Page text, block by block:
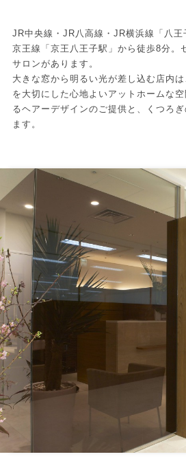
JR中央線・JR八高線・JR横浜線「八王
京王線「京王八王子駅」から徒歩8分。
サロンがあります。
大きな窓から明るい光が差し込む店内
を大切にした心地よいアットホームな
るヘアーデザインのご提供と、くつろ
ます。